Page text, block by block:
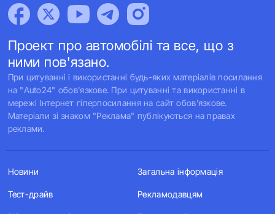
Проект про автомобілі та все, що з
ними пов'язано.
При цитуванні і використанні будь-яких матеріалів посилання
на "Auto24" обов'язкове. При цитуванні та використанні в
мережі Інтернет гіперпосилання на сайт обов'язкове.
Матеріали зі знаком "Реклама" публікуються на правах
реклами.
Новини
Тест-драйв
Загальна інформація
Рекламодавцям